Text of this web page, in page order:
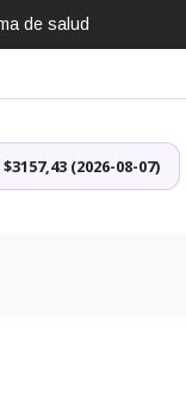
de salud
$3157,43 (2026-08-07)